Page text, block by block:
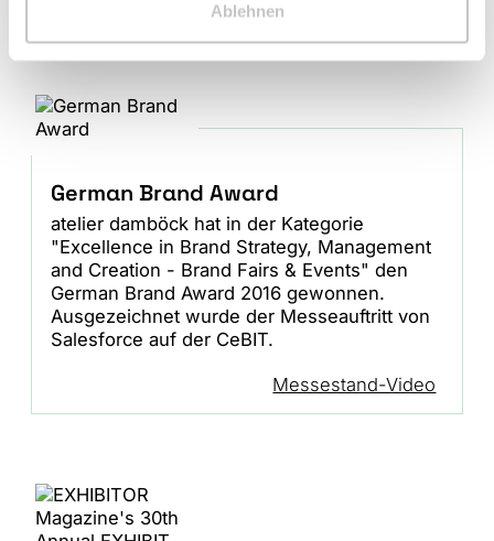
Ablehnen
German Brand Award
atelier damböck hat in der Kategorie
"Excellence in Brand Strategy, Management
and Creation - Brand Fairs & Events" den
German Brand Award 2016 gewonnen.
Ausgezeichnet wurde der Messeauftritt von
Salesforce auf der CeBIT.
Messestand-Video